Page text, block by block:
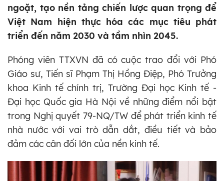
ngoặt, tạo nền tảng chiến lược quan trọng để
Việt Nam hiện thực hóa các mục tiêu phát
triển đến năm 2030 và tầm nhìn 2045.
Phóng viên TTXVN đã có cuộc trao đổi với Phó
Giáo sư, Tiến sĩ Phạm Thị Hồng Điệp, Phó Trưởng
khoa Kinh tế chính trị, Trường Đại học Kinh tế -
Đại học Quốc gia Hà Nội về những điểm nổi bật
trong Nghị quyết 79-NQ/TW để phát triển kinh tế
nhà nước với vai trò dẫn dắt, điều tiết và bảo
đảm các cân đối lớn của nền kinh tế.